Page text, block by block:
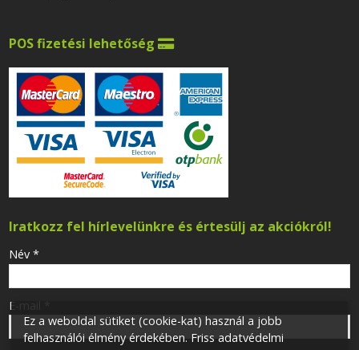
POS fizetési lehetőség 
Iratkozz fel hírlevelünkre és értesülj az akciókról!
-
-
Név *
E-mail
Ez a weboldal sütiket (cookie-kat) használ a jobb
felhasználói élmény érdekében. Friss adatvédelmi